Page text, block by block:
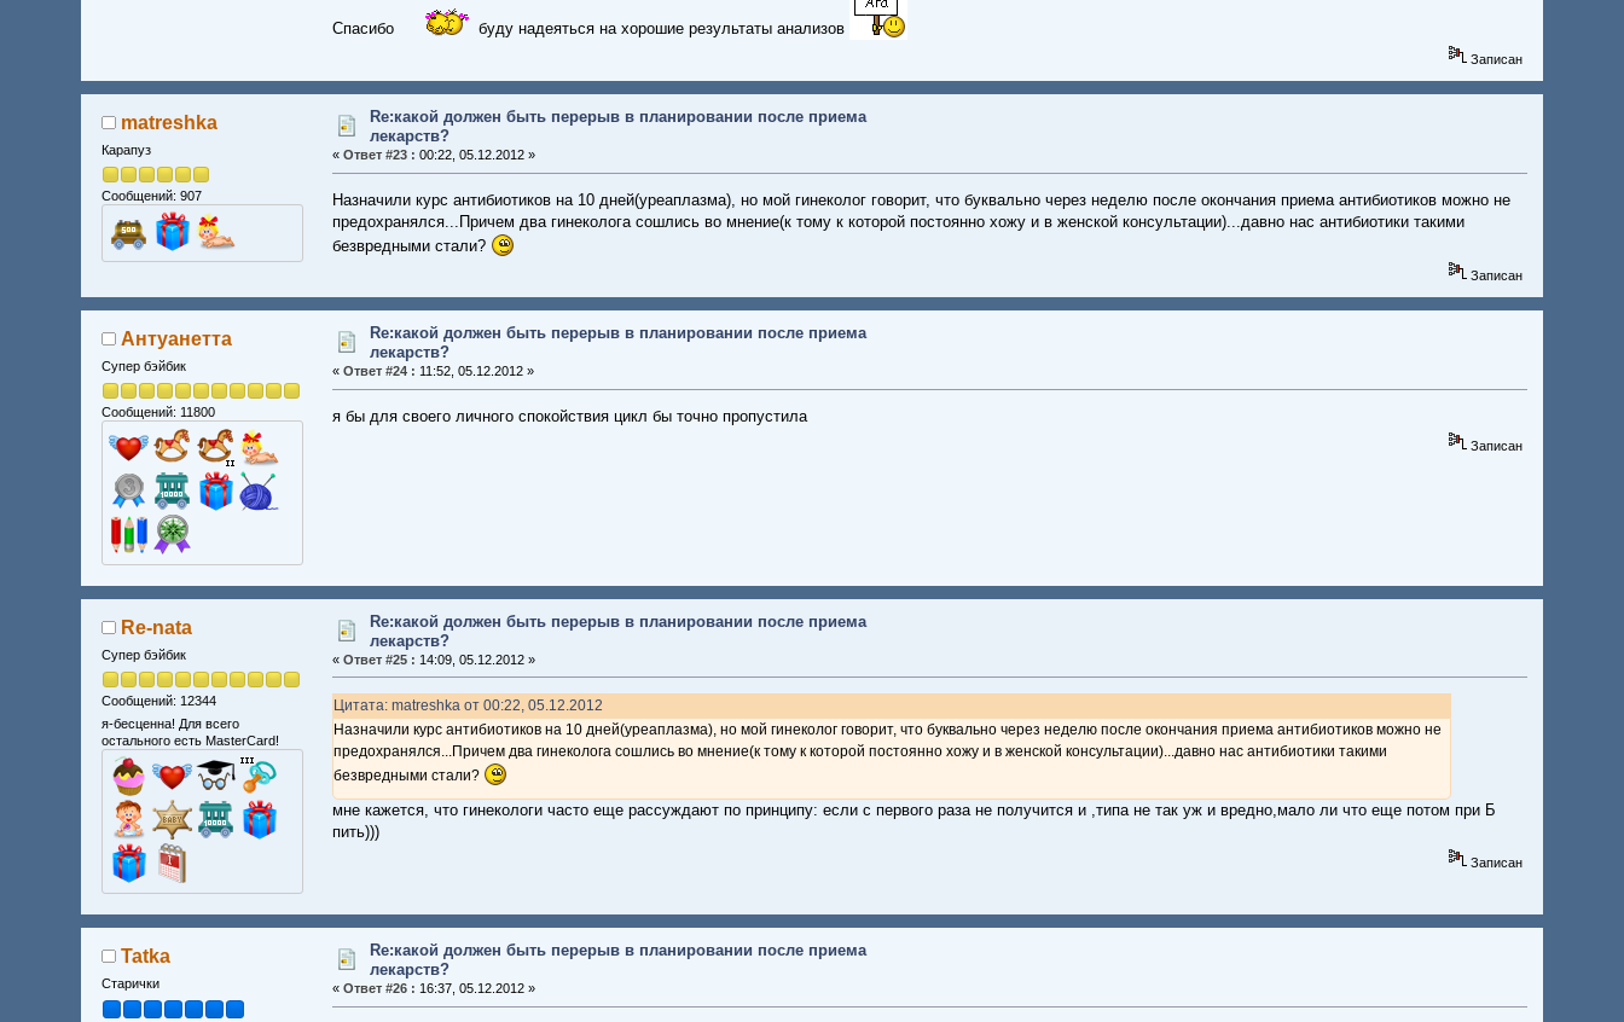
Спасибо буду надеяться на хорошие результаты анализов
Записан
matreshka
Карапуз
Сообщений: 907
Re:какой должен быть перерыв в планировании после приема
лекарств?
«Ответ #23 : 00:22, 05.12.2012 »
Назначили курс антибиотиков на 10 дней(уреаплазма), но мой гинеколог говорит, что буквально через неделю после окончания приема антибиотиков можно не
предохранялся...Причем два гинеколога сошлись во мнение(к тому к которой постоянно хожу и в женской консультации)...давно нас антибиотики такими
безвредными стали?
Записан
Антуанетта
Супер бэйбик
Сообщений: 11800
Re:какой должен быть перерыв в планировании после приема
лекарств?
«Ответ #24 : 11:52, 05.12.2012 »
я бы для своего личного спокойствия цикл бы точно пропустила
Записан
Re-nata
Супер бэйбик
Сообщений: 12344
я-бесценна! Для всего
остального есть MasterCard!
Re:какой должен быть перерыв в планировании после приема
лекарств?
«Ответ #25 : 14:09, 05.12.2012 »
Цитата: matreshka от 00:22, 05.12.2012
Назначили курс антибиотиков на 10 дней(уреаплазма), но мой гинеколог говорит, что буквально через неделю после окончания приема антибиотиков можно не
предохранялся...Причем два гинеколога сошлись во мнение(к тому к которой постоянно хожу и в женской консультации)...давно нас антибиотики такими
безвредными стали?
мне кажется, что гинекологи часто еще рассуждают по принципу: если с первого раза не получится и ,типа не так уж и вредно,мало ли что еще потом при Б
пить)))
Записан
Tatka
Старички
Re:какой должен быть перерыв в планировании после приема
лекарств?
«Ответ #26 : 16:37, 05.12.2012 »